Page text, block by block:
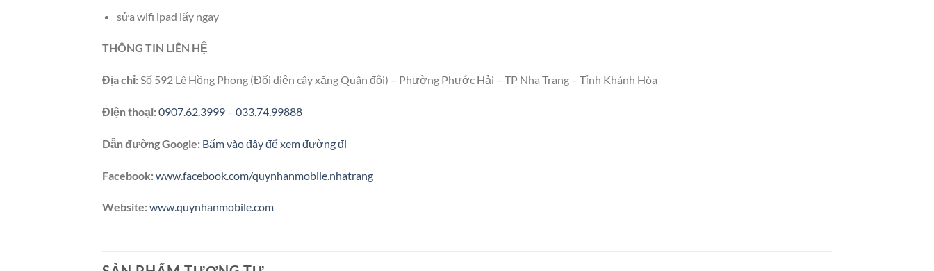
sửa wifi ipad lấy ngay
THÔNG TIN LIÊN HỆ
Địa chỉ:Số 592 Lê Hồng Phong (Đối diện cây xăng Quân đội) – Phường Phước Hải – TP Nha Trang – Tỉnh Khánh Hòa
Điện thoại:0907.62.3999 – 033.74.99888
Dẫn đường Google: Bấm vào đây để xem đường đi
Facebook:www.facebook.com/quynhanmobile.nhatrang
Website:www.quynhanmobile.com